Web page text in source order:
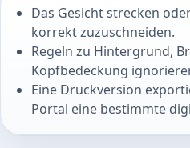
Das Gesicht strecken
korrekt zuzuschneiden.
Regeln zu Hintergrund,
Kopfbedeckung
Eine Druckversion
Portal eine bestimmte